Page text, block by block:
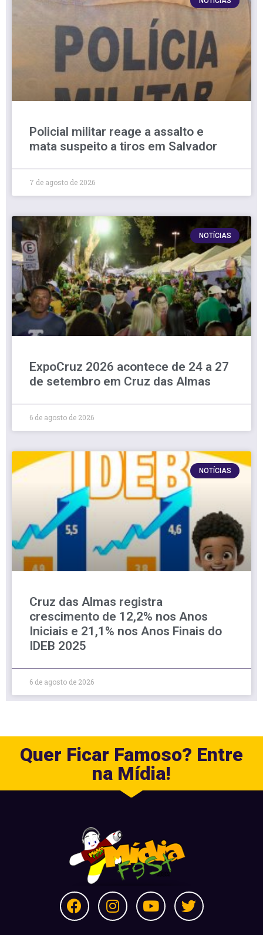
Policial militar reage a assalto e
mata suspeito a tiros em Salvador
7 de agosto de 2026
NOTÍCIAS
ExpoCruz 2026 acontece de 24 a 27
de setembro em Cruz das Almas
6 de agosto de 2026
NOTÍCIAS
Cruz das Almas registra
crescimento de 12,2% nos Anos
Iniciais e 21,1% nos Anos Finais do
IDEB 2025
6 de agosto de 2026
Quer Ficar Famoso? Entre
na Mídia!